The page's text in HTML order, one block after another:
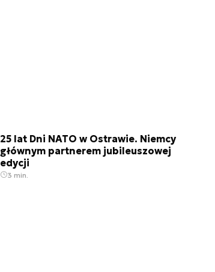
25 lat Dni NATO w Ostrawie. Niemcy
głównym partnerem jubileuszowej
edycji
3 min.